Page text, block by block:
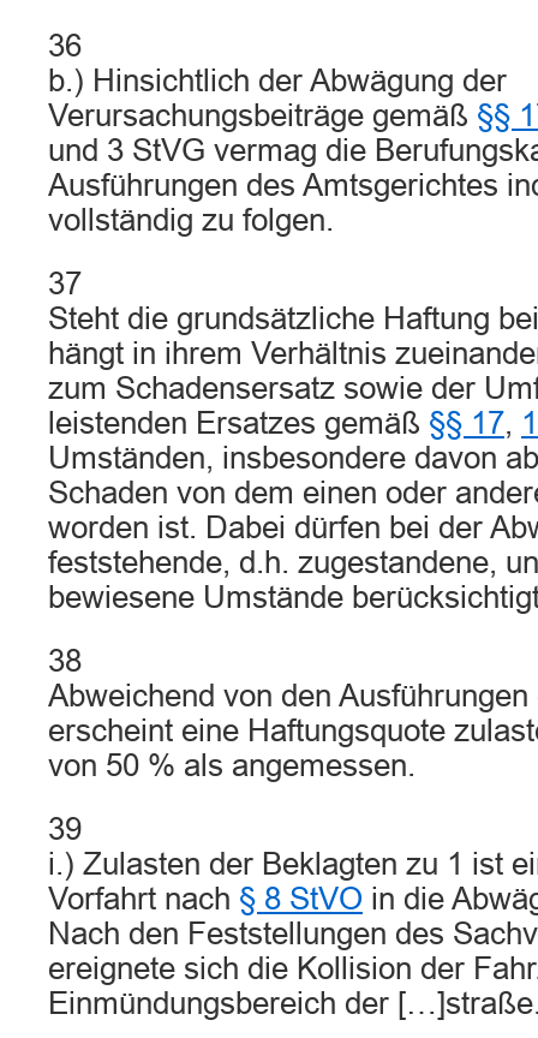
36
b.) Hinsichtlich der Abwägung der
Verursachungsbeiträge gemäß §§
und 3 StVG vermag die
Ausführungen des Amtsgerichtes
vollständig zu folgen.
37
Steht die grundsätzliche Haftung
hängt in ihrem Verhältnis
zum Schadensersatz sowie der
leistenden Ersatzes gemäß §§ 17,
Umständen, insbesondere davon
Schaden von dem einen oder
worden ist. Dabei dürfen bei der
feststehende, d.h. zugestandene,
bewiesene Umstände
38
Abweichend von den
erscheint eine Haftungsquote
von 50 % als angemessen.
39
i.) Zulasten der Beklagten zu 1 ist
Vorfahrt nach § 8 StVO in die
Nach den Feststellungen des
ereignete sich die Kollision der
Einmündungsbereich der